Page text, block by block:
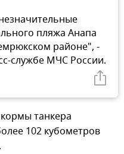
пляжа Анапа
районе", -
службе МЧС России.
танкера
102 кубометров